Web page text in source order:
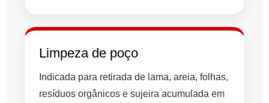
Limpeza de poço
Indicada para retirada de lama, areia, folhas,
resíduos orgânicos e sujeira acumulada em